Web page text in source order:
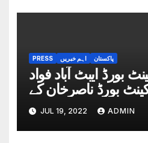
PRESS اہم خبریں پاکستان
بورڈ ایبٹ آباد فواد
خان نے ممبر کینٹ بورڈ ناصرخان کے
باسط خان جدون کی
بورڈ حویلیاں کا دورہ
JUL 19, 2022 ADMIN